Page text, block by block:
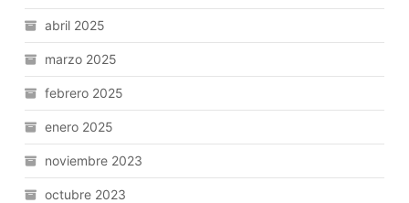
abril 2025
marzo 2025
febrero 2025
enero 2025
noviembre 2023
octubre 2023